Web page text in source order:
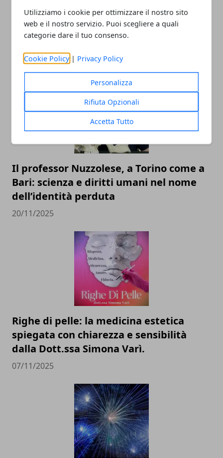
Utilizziamo i cookie per ottimizzare il nostro sito
web e il nostro servizio. Puoi scegliere a quali
categorie dare il tuo consenso.
Cookie Policy | Privacy Policy
Personalizza
Rifiuta Opzionali
Accetta Tutto
ARTICOLI CORRELATI
Il professor Nuzzolese, a Torino come a
Bari: scienza e diritti umani nel nome
dell’identità perduta
20/11/2025
Righe di pelle: la medicina estetica
spiegata con chiarezza e sensibilità
dalla Dott.ssa Simona Varì.
07/11/2025